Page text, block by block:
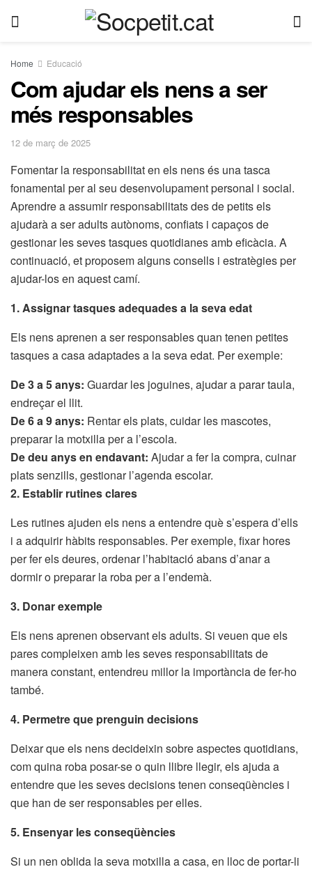
Home Educació
Com ajudar els nens a ser
més responsables
12 de març de 2025
Fomentar la responsabilitat en els nens és una tasca
fonamental per al seu desenvolupament personal i social.
Aprendre a assumir responsabilitats des de petits els
ajudarà a ser adults autònoms, confiats i capaços de
gestionar les seves tasques quotidianes amb eficàcia. A
continuació, et proposem alguns consells i estratègies per
ajudar-los en aquest camí.
1. Assignar tasques adequades a la seva edat
Els nens aprenen a ser responsables quan tenen petites
tasques a casa adaptades a la seva edat. Per exemple:
De 3 a 5 anys: Guardar les joguines, ajudar a parar taula,
endreçar el llit.
De 6 a 9 anys: Rentar els plats, cuidar les mascotes,
preparar la motxilla per a l’escola.
De deu anys en endavant: Ajudar a fer la compra, cuinar
plats senzills, gestionar l’agenda escolar.
2. Establir rutines clares
Les rutines ajuden els nens a entendre què s’espera d’ells
i a adquirir hàbits responsables. Per exemple, fixar hores
per fer els deures, ordenar l’habitació abans d’anar a
dormir o preparar la roba per a l’endemà.
3. Donar exemple
Els nens aprenen observant els adults. Si veuen que els
pares compleixen amb les seves responsabilitats de
manera constant, entendreu millor la importància de fer-ho
també.
4. Permetre que prenguin decisions
Deixar que els nens decideixin sobre aspectes quotidians,
com quina roba posar-se o quin llibre llegir, els ajuda a
entendre que les seves decisions tenen conseqüències i
que han de ser responsables per elles.
5. Ensenyar les conseqüències
Si un nen oblida la seva motxilla a casa, en lloc de portar-li